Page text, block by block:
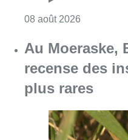
08 août 2026
Au Moeraske,
recense des
plus rares